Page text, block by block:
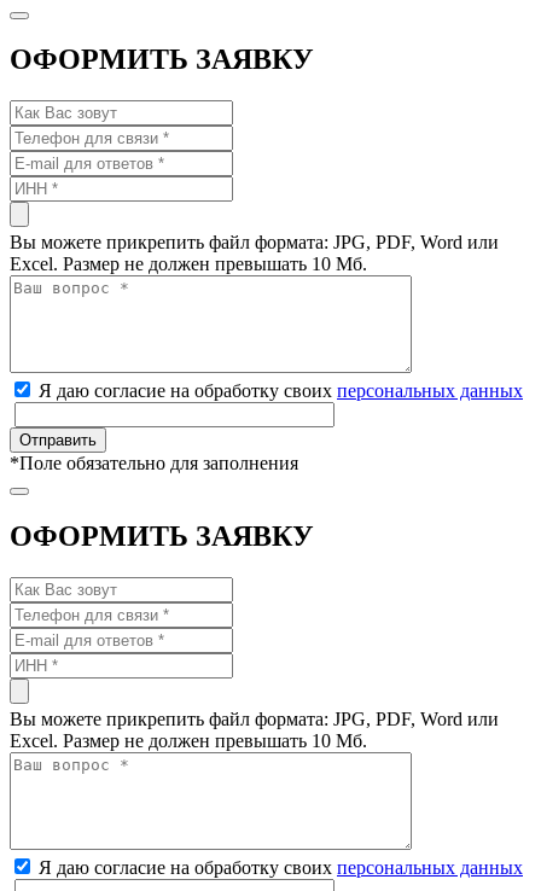
ОФОРМИТЬ ЗАЯВКУ
Вы можете прикрепить файл формата: JPG, PDF, Word или
Excel. Размер не должен превышать 10 Мб.
Я даю согласие на обработку своих персональных данных
*Поле обязательно для заполнения
ОФОРМИТЬ ЗАЯВКУ
Вы можете прикрепить файл формата: JPG, PDF, Word или
Excel. Размер не должен превышать 10 Мб.
Я даю согласие на обработку своих персональных данных